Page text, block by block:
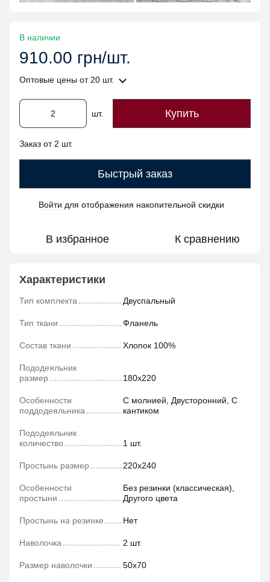
В наличии
910.00 грн/шт.
Оптовые цены от 20 шт.
шт. Купить
Заказ от 2 шт.
Быстрый заказ
Войти для отображения накопительной скидки
В избранное К сравнению
Характеристики
Тип комплекта Двуспальный
Тип ткани Фланель
Состав ткани Хлопок 100%
Пододеяльник
размер
180х220
Особенности
поддодеяльника
С молнией, Двусторонний, С
кантиком
Пододеяльник
количество
1 шт.
Простынь размер 220х240
Особенности
простыни
Без резинки (классическая),
Другого цвета
Простынь на резинке Нет
Наволочка 2 шт.
Размер наволочки 50х70